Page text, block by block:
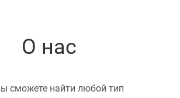
О нас
сможете найти любой тип